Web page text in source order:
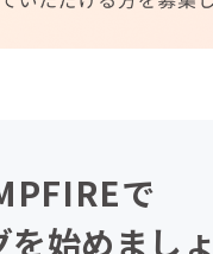
で
始めまし